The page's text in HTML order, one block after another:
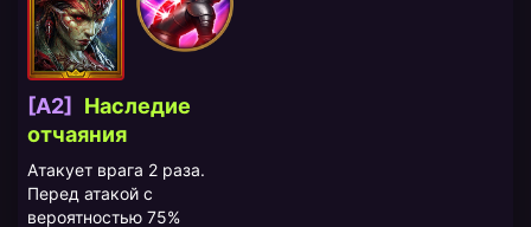
[A2]
Наследие
отчаяния
Атакует врага 2 раза.
Перед атакой с
вероятностью 75%